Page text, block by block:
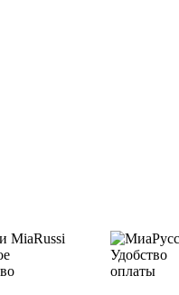
Удобство
оплаты